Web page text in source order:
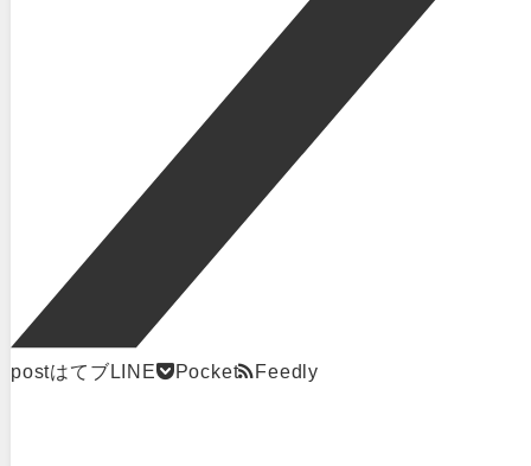
postはてブ LINE Pocket Feedly